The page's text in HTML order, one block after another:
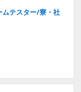
ムテスター/寮・社